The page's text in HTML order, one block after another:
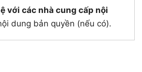
với các nhà cung cấp nội
dung bản quyền (nếu có).